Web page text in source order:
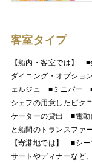
客室タイプ
【船内・客室では】
ダイニング・オプシ
ェルジュ ■ミニバー
シェフの用意したピク
ケーターの貸出 ■電
と船間のトランスファ
【寄港地では】 ■シ
サートやディナーなど